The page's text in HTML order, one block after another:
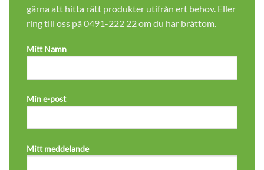
gärna att hitta rätt produkter utifrån ert behov. Eller
ring till oss på 0491-222 22om du har bråttom.
Mitt Namn
Min e-post
Mitt meddelande